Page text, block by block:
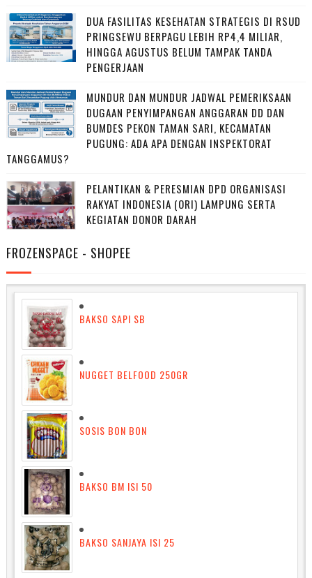
DUA FASILITAS KESEHATAN STRATEGIS DI RSUD
PRINGSEWU BERPAGU LEBIH RP4,4 MILIAR,
HINGGA AGUSTUS BELUM TAMPAK TANDA
PENGERJAAN
MUNDUR DAN MUNDUR JADWAL PEMERIKSAAN
DUGAAN PENYIMPANGAN ANGGARAN DD DAN
BUMDES PEKON TAMAN SARI, KECAMATAN
PUGUNG: ADA APA DENGAN INSPEKTORAT
TANGGAMUS?
PELANTIKAN & PERESMIAN DPD ORGANISASI
RAKYAT INDONESIA (ORI) LAMPUNG SERTA
KEGIATAN DONOR DARAH
FROZENSPACE - SHOPEE
BAKSO SAPI SB
NUGGET BELFOOD 250GR
SOSIS BON BON
BAKSO BM ISI 50
BAKSO SANJAYA ISI 25